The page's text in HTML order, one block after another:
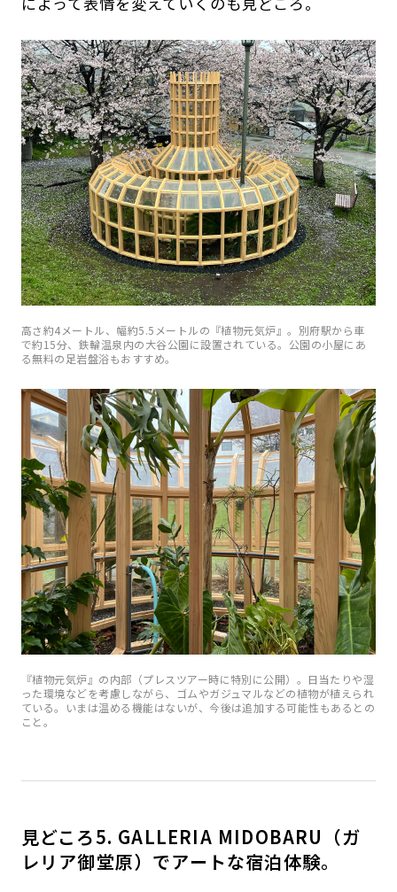
高さ約4メートル、幅約5.5メートルの『植物元気炉』。別府駅から車
で約15分、鉄輪温泉内の大谷公園に設置されている。公園の小屋にあ
る無料の足岩盤浴もおすすめ。
『植物元気炉』の内部（プレスツアー時に特別に公開）。日当たりや湿
った環境などを考慮しながら、ゴムやガジュマルなどの植物が植えられ
ている。いまは温める機能はないが、今後は追加する可能性もあるとの
こと。
見どころ5. GALLERIA MIDOBARU（ガ
レリア御堂原）でアートな宿泊体験。